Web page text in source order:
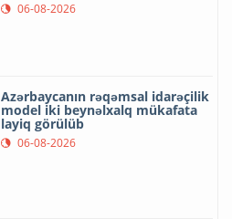
06-08-2026
Azərbaycanın rəqəmsal idarəçilik
model iki beynəlxalq mükafata
layiq görülüb
06-08-2026